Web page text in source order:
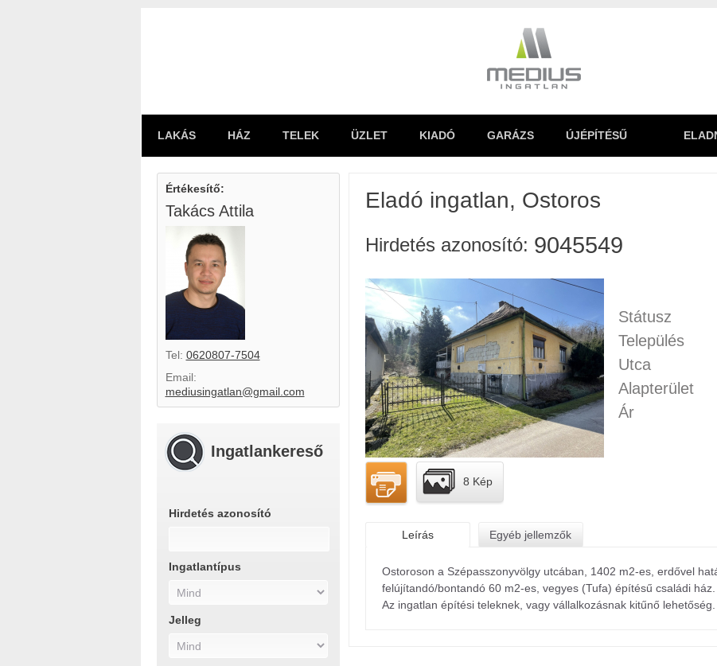
LAKÁS HÁZ TELEK ÜZLET KIADÓ GARÁZS ÚJÉPÍTÉSŰ
Értékesítő:
Takács Attila
Tel: 0620807-7504
Email:
mediusingatlan@gmail.com
Ingatlankereső
Hirdetés azonosító
Ingatlantípus
Jelleg
Eladó ingatlan, Ostoros
Hirdetés azonosító: 9045549
8 Kép
Státusz
Település
Utca
Alapterület
Ár
Leírás Egyéb jellemzők
Ostoroson a Szépasszonyvölgy utcában, 1402 m2-es, erdővel
felújítandó/bontandó 60 m2-es, vegyes (Tufa) építésű családi ház.
Az ingatlan építési teleknek, vagy vállalkozásnak kitűnő lehetőség.